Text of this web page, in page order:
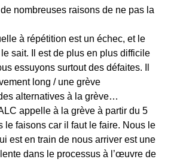
nombreuses raisons de ne pas la
à répétition est un échec, et le
sait. Il est de plus en plus difficile
essuyons surtout des défaites. Il
long / une grève
alternatives à la grève…
appelle à la grève à partir du 5
le faisons car il faut le faire. Nous le
est en train de nous arriver est une
dans le processus à l’œuvre de